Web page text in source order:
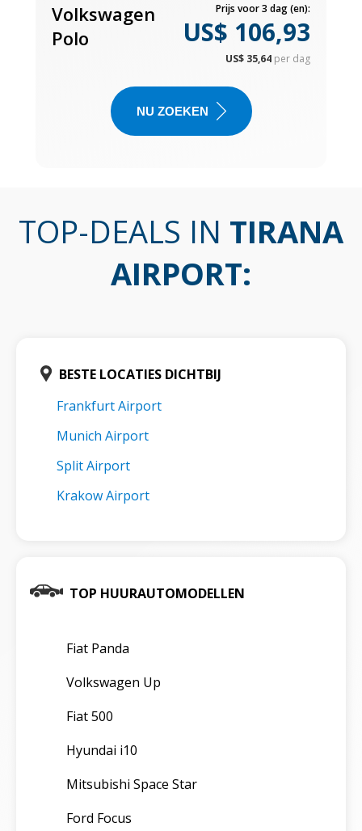
Volkswagen
Polo
Prijs voor 3 dag (en):
US$ 106,93
US$ 35,64 per dag
NU ZOEKEN
TOP-DEALS IN TIRANA
AIRPORT:
BESTE LOCATIES DICHTBIJ
Frankfurt Airport
Munich Airport
Split Airport
Krakow Airport
TOP HUURAUTOMODELLEN
Fiat Panda
Volkswagen Up
Fiat 500
Hyundai i10
Mitsubishi Space Star
Ford Focus